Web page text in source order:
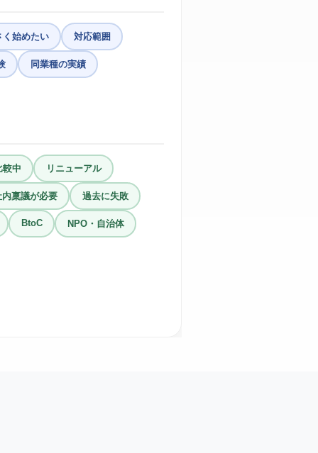
く始めたい 対応範囲
同業種の実績
較中 リニューアル
内稟議が必要 過去に失敗
BtoC NPO・自治体